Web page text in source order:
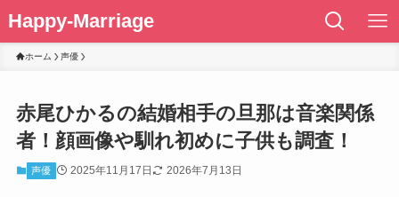
Happy-Marriage
ホーム 声優
赤尾ひかるの結婚相手の旦那は音楽関係
者！顔画像や馴れ初めに子供も調査！
声優 2025年11月17日 2026年7月13日